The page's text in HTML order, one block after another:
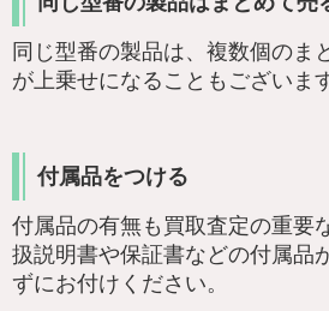
同じ型番の製品は、複数個のま
が上乗せになることもございま
付属品をつける
付属品の有無も買取査定の重要
扱説明書や保証書などの付属品
ずにお付けください。